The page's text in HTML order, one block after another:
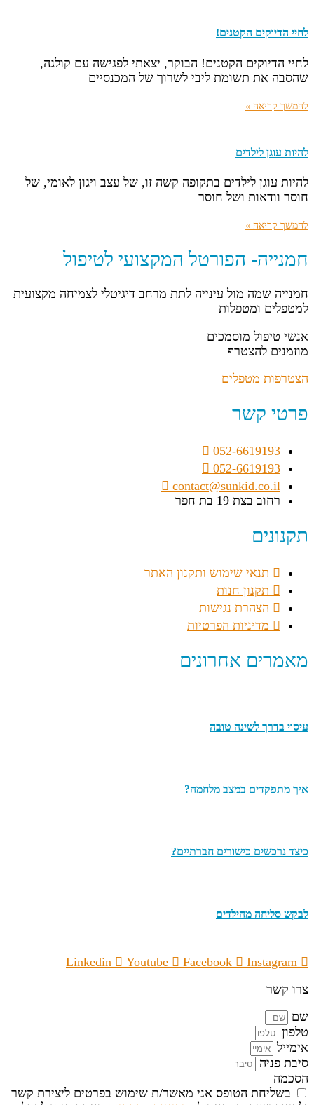
לחיי הדיוקים הקטנים!
לחיי הדיוקים הקטנים! הבוקר, יצאתי לפגישה עם קולגה,
שהסבה את תשומת ליבי לשרוך של המכנסיים
להמשך קריאה »
להיות עוגן לילדים
להיות עוגן לילדים בתקופה קשה זו, של עצב ויגון לאומי, של
חוסר וודאות ושל חוסר
להמשך קריאה »
חמנייה- הפורטל המקצועי לטיפול
חמנייה שמה מול עינייה לתת מרחב דיגיטלי לצמיחה מקצועית
למטפלים ומטפלות
אנשי טיפול מוסמכים
מוזמנים להצטרף
הצטרפות מטפלים
פרטי קשר
052-6619193
052-6619193
contact@sunkid.co.il
רחוב בצת 19 בת חפר
תקנונים
תנאי שימוש ותקנון האתר
תקנון חנות
הצהרת נגישות
מדיניות הפרטיות
מאמרים אחרונים
עיסוי בדרך לשינה טובה
איך מתפקדים במצב מלחמה?
כיצד נרכשים כישורים חברתיים?
לבקש סליחה מהילדים
Linkedin Youtube Facebook
Instagram
צרו קשר
שם
טלפון
אימייל
סיבת פניה
הסכמה
בשליחת הטופס אני מאשר/ת שימוש בפרטים ליצירת קשר